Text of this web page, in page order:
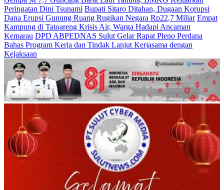
Peringatan Dini Tsunami Bupati Sitaro Ditahan, Dugaan Korupsi
Dana Erupsi Gunung Ruang Rugikan Negara Rp22,7 Miliar Empat
Kampung di Tatoareng Krisis Air, Warga Hadapi Ancaman
Kemarau DPD ABPEDNAS Sulut Gelar Rapat Pleno Perdana
Bahas Program Kerja dan Tindak Lanjut Kerjasama dengan
Kejaksaan